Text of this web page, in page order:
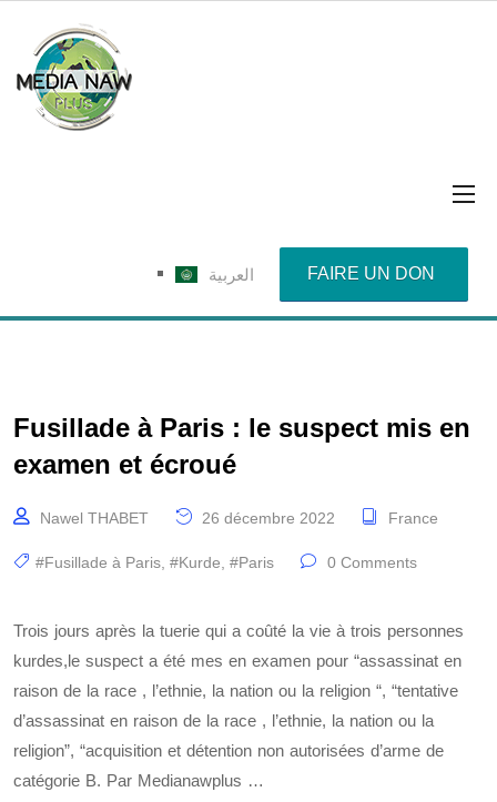
العربية FAIRE UN DON
Fusillade à Paris : le suspect mis en
examen et écroué
Nawel THABET 26 décembre 2022 France
#Fusillade à Paris #Kurde #Paris 0 Comments
Trois jours après la tuerie qui a coûté la vie à trois personnes
kurdes,le suspect a été mes en examen pour “assassinat en
raison de la race , l’ethnie, la nation ou la religion “, “tentative
d’assassinat en raison de la race , l’ethnie, la nation ou la
religion”, “acquisition et détention non autorisées d’arme de
catégorie B. Par Medianawplus …